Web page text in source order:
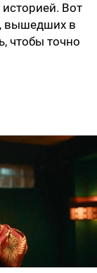
историей. Вот
вышедших в
чтобы точно